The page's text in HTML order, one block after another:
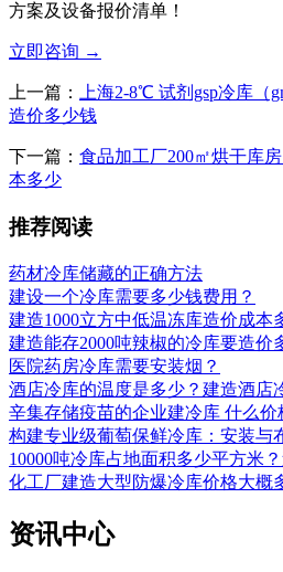
方案及设备报价清单！
立即咨询 →
上一篇：
上海2-8℃ 试剂gsp冷库（
造价多少钱
下一篇： 食品加工厂200㎡烘干库
本多少
推荐阅读
药材冷库储藏的正确方法
建设一个冷库需要多少钱费用？
建造1000立方中低温冻库造价成本
建造能存2000吨辣椒的冷库要造价
医院药房冷库需要安装烟？
酒店冷库的温度是多少？建造酒店
辛集存储疫苗的企业建冷库 什么价
构建专业级葡萄保鲜冷库：安装与
10000吨冷库占地面积多少平方米
化工厂建造大型防爆冷库价格大概
资讯中心